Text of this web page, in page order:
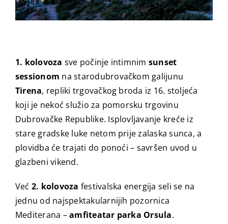
1. kolovoza sve počinje intimnim sunset
sessionom na starodubrovačkom galijunu
Tirena, repliki trgovačkog broda iz 16. stoljeća
koji je nekoć služio za pomorsku trgovinu
Dubrovačke Republike. Isplovljavanje kreće iz
stare gradske luke netom prije zalaska sunca, a
plovidba će trajati do ponoći – savršen uvod u
glazbeni vikend.
Već 2. kolovoza festivalska energija seli se na
jednu od najspektakularnijih pozornica
Mediterana –amfiteatar parka Orsula.